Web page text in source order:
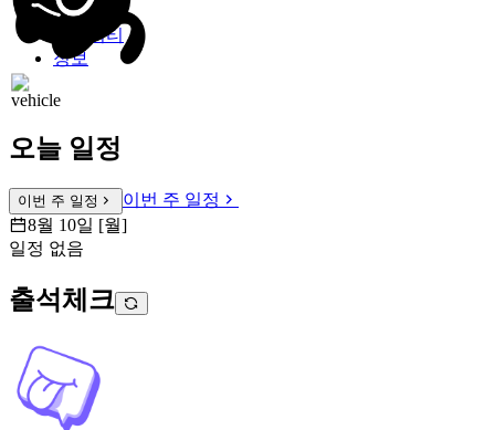
피드
커뮤니티
정보
오늘 일정
이번 주 일정
이번 주 일정
8월 10일 [월]
일정 없음
출석체크